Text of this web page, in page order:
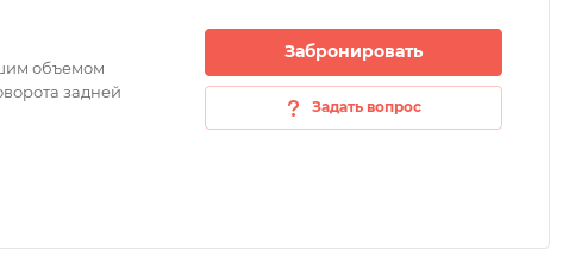
объемом
задней
Забронировать
Задать вопрос